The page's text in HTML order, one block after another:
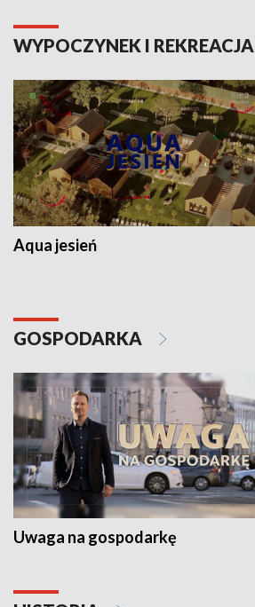
WYPOCZYNEK I REKREACJA
Aqua jesień
GOSPODARKA
Uwaga na gospodarkę